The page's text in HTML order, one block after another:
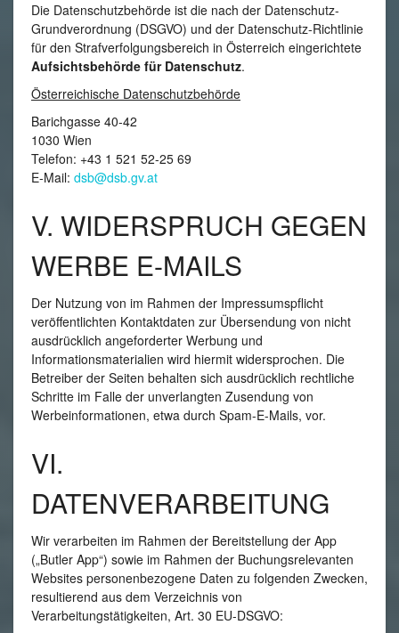
Die Datenschutzbehörde ist die nach der Datenschutz-
Grundverordnung (DSGVO) und der Datenschutz-Richtlinie
für den Strafverfolgungsbereich in Österreich eingerichtete
Aufsichtsbehörde für Datenschutz.
Österreichische Datenschutzbehörde
Barichgasse 40-42
1030 Wien
Telefon: +43 1 521 52-25 69
E‑Mail: dsb@dsb.gv.at
V. WIDERSPRUCH GEGEN
WERBE E-MAILS
Der Nutzung von im Rahmen der Impressumspflicht
veröffentlichten Kontaktdaten zur Übersendung von nicht
ausdrücklich angeforderter Werbung und
Informationsmaterialien wird hiermit widersprochen. Die
Betreiber der Seiten behalten sich ausdrücklich rechtliche
Schritte im Falle der unverlangten Zusendung von
Werbeinformationen, etwa durch Spam-E-Mails, vor.
VI.
DATENVERARBEITUNG
Wir verarbeiten im Rahmen der Bereitstellung der App
(„Butler App“) sowie im Rahmen der Buchungsrelevanten
Websites personenbezogene Daten zu folgenden Zwecken,
resultierend aus dem Verzeichnis von
Verarbeitungstätigkeiten, Art. 30 EU-DSGVO: